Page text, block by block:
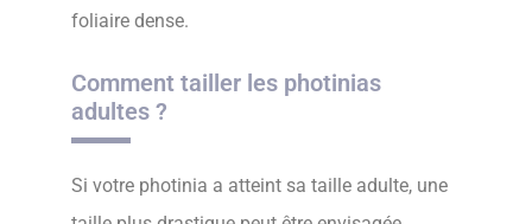
foliaire dense.
Comment tailler les photinias
adultes ?
Si votre photinia a atteint sa taille adulte, une